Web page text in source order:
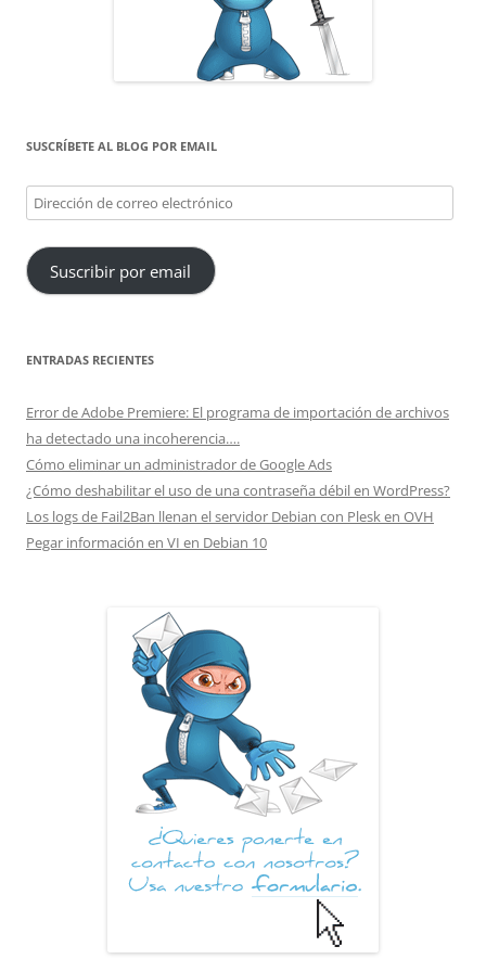
SUSCRÍBETE AL BLOG POR EMAIL
Dirección
de
correo
electrónico
Suscribir por email
ENTRADAS RECIENTES
Error de Adobe Premiere: El programa de importación de archivos
ha detectado una incoherencia….
Cómo eliminar un administrador de Google Ads
¿Cómo deshabilitar el uso de una contraseña débil en WordPress?
Los logs de Fail2Ban llenan el servidor Debian con Plesk en OVH
Pegar información en VI en Debian 10